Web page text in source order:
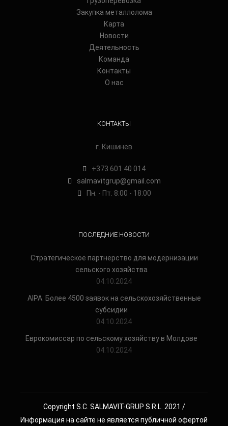
Закупка металлолома
Карта
Новости
Деятельность
Команда
Контакты
О нас
КОНТАКТЫ
г. Кишинев
+373 601 40 014
salmavitgrup@gmail.com
Пн. - Пт. 8:00 - 18:00
ПОСЛЕДНИЕ НОВОСТИ
Стратегическое партнерство для модернизации
сельского хозяйства
04.10.2024
AIPA: Более 4500 заявок на сельскохозяйственные
субсидии
04.10.2024
Еврокомиссар по сельскому хозяйству в Молдове
04.10.2024
Copyright S.C. SALMAVIT-GRUP S.R.L. 2021 /
Информация на сайте не является публичной офертой